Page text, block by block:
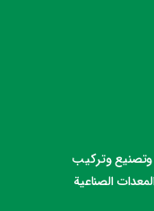
وتصنيع وتركيب
الصناعية